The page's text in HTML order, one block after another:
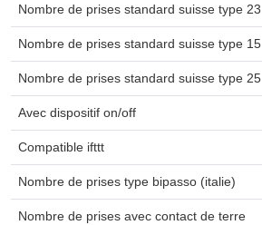
Nombre de prises standard suisse type 23
Nombre de prises standard suisse type 15
Nombre de prises standard suisse type 25
Avec dispositif on/off
Compatible ifttt
Nombre de prises type bipasso (italie)
Nombre de prises avec contact de terre